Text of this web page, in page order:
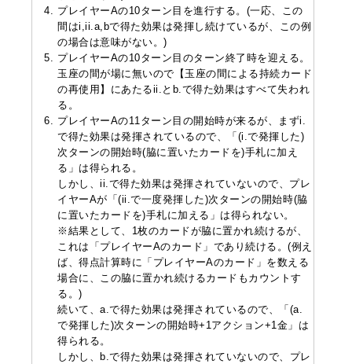
プレイヤーAの10ターン目を進行する。(一応、この
間はi,ii.a,bで得た効果は発揮し続けているが、この例
の場合は意味がない。)
プレイヤーAの10ターン目のターン終了時を迎える。
玉座の間が場に無いので【玉座の間による持続カード
の再使用】にあたるii.とb.で得た効果はすべて失われ
る。
プレイヤーAの11ターン目の開始時が来るが、まずi.
で得た効果は発揮されているので、「(i.で発揮した)
次ターンの開始時(脇に置いたカードを)手札に加え
る」は得られる。
しかし、ii.で得た効果は発揮されていないので、プレ
イヤーAが「(ii.で一度発揮した)次ターンの開始時(脇
に置いたカードを)手札に加える」は得られない。
※結果として、1枚のカードが脇に置かれ続けるが、
これは「プレイヤーAのカード」であり続ける。(例え
ば、得点計算時に「プレイヤーAのカード」を数える
場合に、この脇に置かれ続けるカードもカウントす
る。)
続いて、a.で得た効果は発揮されているので、「(a.
で発揮した)次ターンの開始時+1アクション+1金」は
得られる。
しかし、b.で得た効果は発揮されていないので、プレ